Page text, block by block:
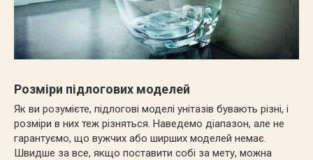
Розміри підлогових моделей
Як ви розумієте, підлогові моделі унітазів бувають різні, і
розміри в них теж різняться. Наведемо діапазон, але не
гарантуємо, що вужчих або ширших моделей немає.
Швидше за все, якщо поставити собі за мету, можна